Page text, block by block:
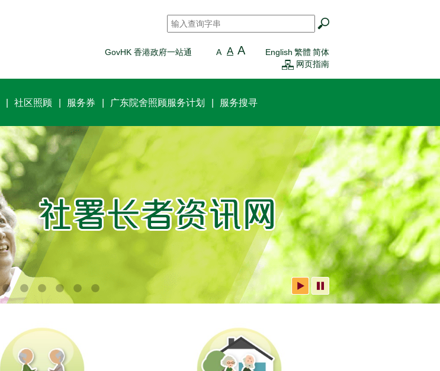
搜寻 *
GovHK 香港政府一站通 A A A English 繁體 简体
网页指南
社区照顾 服务券 广东院舍照顾服务计划 服务搜寻